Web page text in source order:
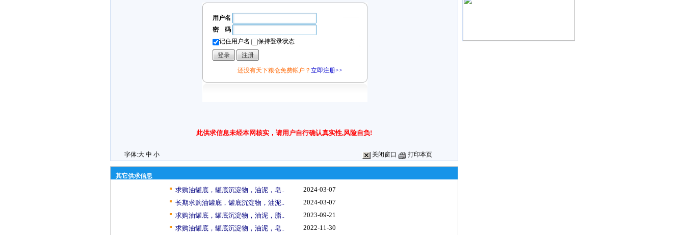
用户名
密 码
记住用户名
保持登录状态
还没有天下粮仓免费帐户？ 立即注册>>
此供求信息未经本网核实，请用户自行确认真实性,风险自负!
字体:大 中 小 关闭窗口 打印本页
其它供求信息
求购油罐底，罐底沉淀物，油泥，皂..
2024-03-07
长期求购油罐底，罐底沉淀物，油泥..
2024-03-07
求购油罐底，罐底沉淀物，油泥，脂..
2023-09-21
求购油罐底，罐底沉淀物，油泥，皂..
2022-11-30